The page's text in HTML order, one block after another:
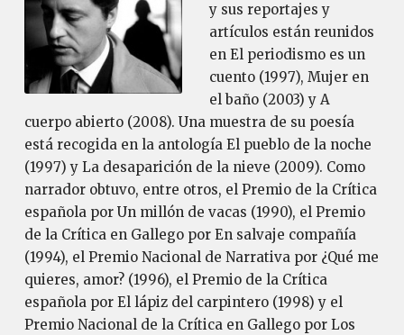
y sus reportajes y
artículos están reunidos
en El periodismo es un
cuento (1997), Mujer en
el baño (2003) y A
cuerpo abierto (2008). Una muestra de su poesía
está recogida en la antología El pueblo de la noche
(1997) y La desaparición de la nieve (2009). Como
narrador obtuvo, entre otros, el Premio de la Crítica
española por Un millón de vacas (1990), el Premio
de la Crítica en Gallego por En salvaje compañía
(1994), el Premio Nacional de Narrativa por ¿Qué me
quieres, amor? (1996), el Premio de la Crítica
española por El lápiz del carpintero (1998) y el
Premio Nacional de la Crítica en Gallego por Los